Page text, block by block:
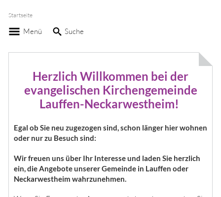
Startseite
Menü Suche
Herzlich Willkommen bei der
evangelischen Kirchengemeinde
Lauffen-Neckarwestheim!
Egal ob Sie neu zugezogen sind, schon länger hier wohnen
oder nur zu Besuch sind:
Wir freuen uns über Ihr Interesse und laden Sie herzlich
ein, die Angebote unserer Gemeinde in Lauffen oder
Neckarwestheim wahrzunehmen.